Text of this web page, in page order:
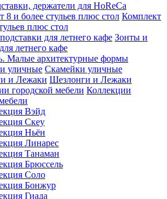
держатели для HoReCa
Комплект
плюс стол
Зонты и
летнего кафе
Малые архитектурные формы
Скамейки уличные
Шезлонги и Лежаки
Коллекции
Вэйд
Скеу
Ньён
Линарес
Танаман
Брюссель
Соло
Бонжур
Гиада